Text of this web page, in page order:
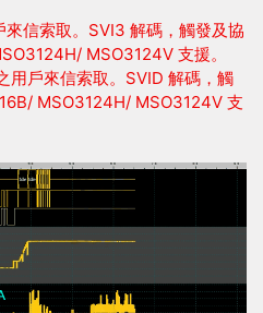
信索取。SVI3 解碼，觸發及協
MSO3124V 支援。
用戶來信索取。SVID 解碼，觸
MSO3124H/ MSO3124V 支